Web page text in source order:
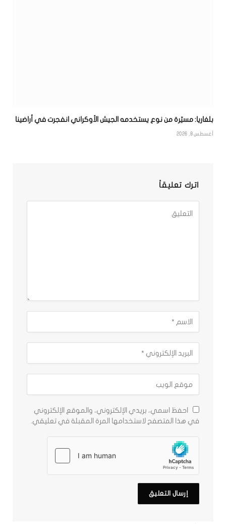
بلغاريا: مسيّرة من نوع يستخدمه الجيش الأوكراني انفجرت في أراضينا
أغسطس 8, 2026
اترك تعليقاً
احفظ اسمي، بريدي الإلكتروني، والموقع الإلكتروني
في هذا المتصفح لاستخدامها المرة المقبلة في تعليقي.